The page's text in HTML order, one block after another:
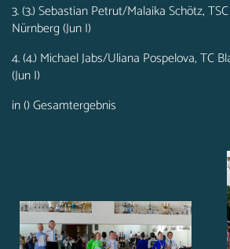
3. (3.) Sebastian Petrut/Malaika Schötz,
Nürnberg (Jun I)
4. (4.) Michael Jabs/Uliana Pospelova, TC
(Jun I)
in () Gesamtergebnis